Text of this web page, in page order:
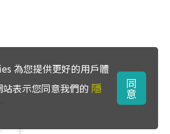
為您提供更好的用戶體
表示您同意我們的 隱
同
意